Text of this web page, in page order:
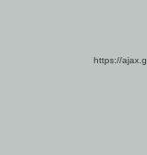
https://